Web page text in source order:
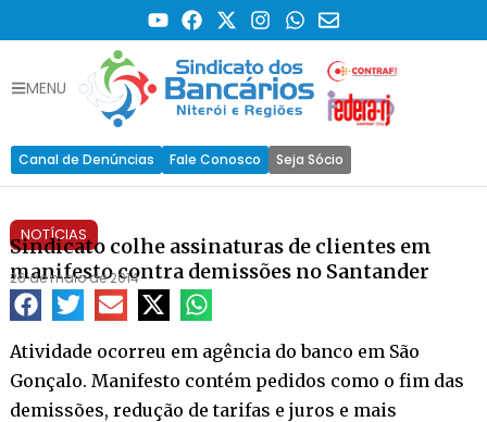
MENU
Canal de Denúncias Fale Conosco Seja Sócio
NOTÍCIAS
Sindicato colhe assinaturas de clientes em
manifesto contra demissões no Santander
26 de maio de 2014
Atividade ocorreu em agência do banco em São
Gonçalo. Manifesto contém pedidos como o fim das
demissões, redução de tarifas e juros e mais